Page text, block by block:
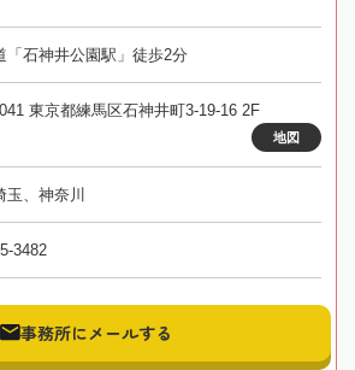
「石神井公園駅」徒歩2分
東京都練馬区石神井町3-19-16 2F
地図
玉、神奈川
3482
事務所にメールする